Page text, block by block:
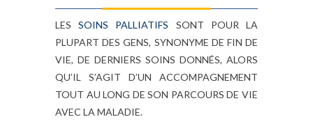
LESSOINS PALLIATIFS SONT POUR LA
PLUPART DES GENS, SYNONYME DE FIN DE
VIE, DE DERNIERS SOINS DONNÉS, ALORS
QU’IL S’AGIT D’UN ACCOMPAGNEMENT
TOUT AU LONG DE SON PARCOURS DE VIE
AVEC LA MALADIE.